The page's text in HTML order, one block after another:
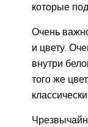
которые
Очень
и цвету.
внутри
того же